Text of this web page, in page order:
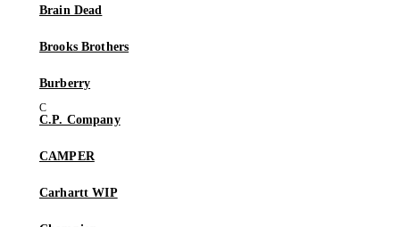
Brain Dead
Brooks Brothers
Burberry
C.P. Company
CAMPER
Carhartt WIP